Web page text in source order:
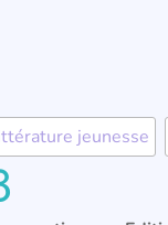
jeunesse